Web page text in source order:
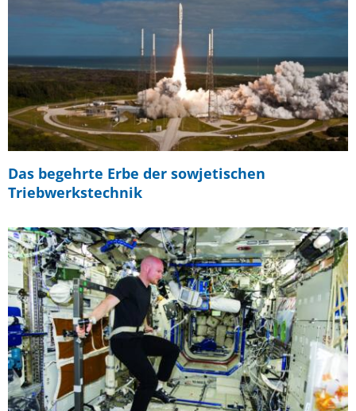
Das begehrte Erbe der sowjetischen
Triebwerkstechnik